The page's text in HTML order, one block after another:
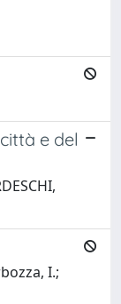
e del
I.;